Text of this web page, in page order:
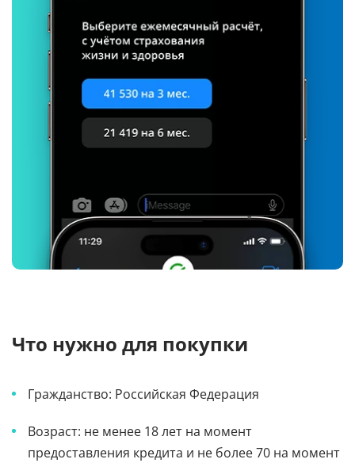
Что нужно для покупки
Гражданство: Российская Федерация
Возраст: не менее 18 лет на момент
предоставления кредита и не более 70 на момент